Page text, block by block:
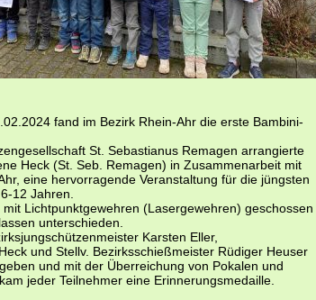
fand im Bezirk Rhein-Ahr die erste Bambini-
St. Sebastianus Remagen arrangierte
Heck (St. Seb. Remagen) in Zusammenarbeit mit
eine hervorragende Veranstaltung für die jüngsten
12 Jahren.
Lichtpunktgewehren (Lasergewehren) geschossen
unterschieden.
Karsten Eller,
und Stellv. Bezirksschießmeister Rüdiger Heuser
und mit der Überreichung von Pokalen und
jeder Teilnehmer eine Erinnerungsmedaille.